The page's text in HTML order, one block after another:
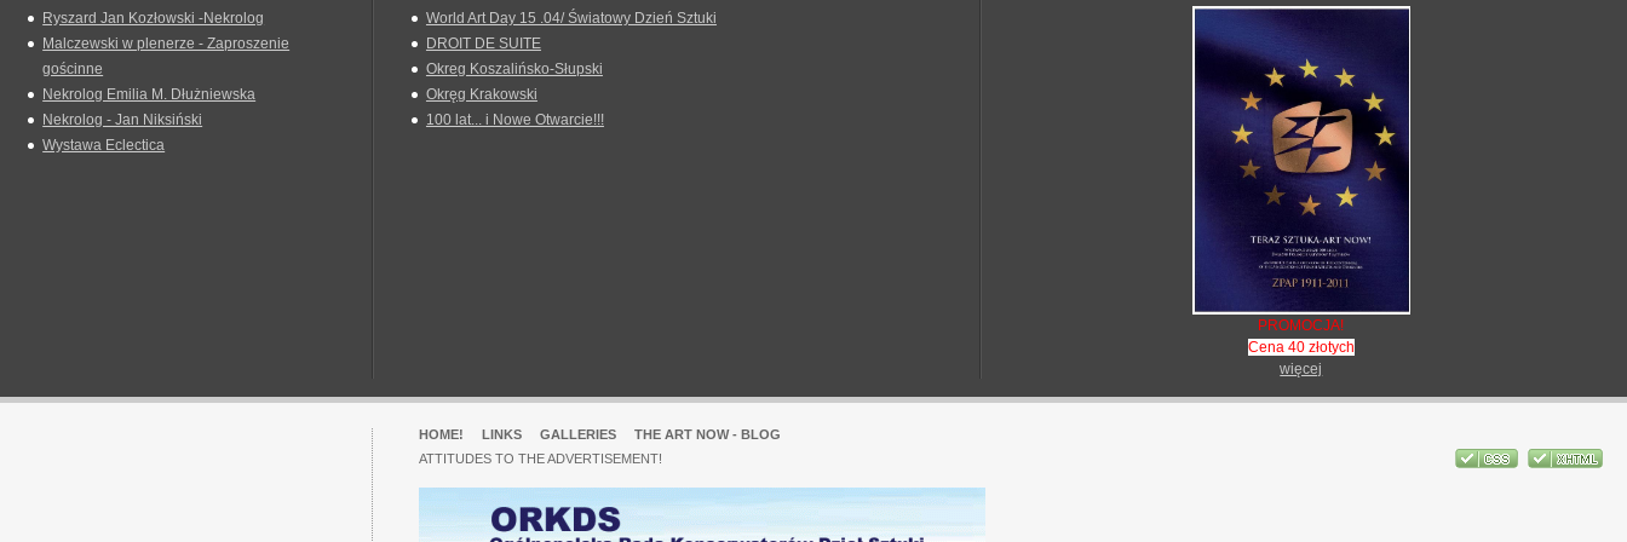
Ryszard Jan Kozłowski -Nekrolog
Malczewski w plenerze - Zaproszenie
gościnne
Nekrolog Emilia M. Dłużniewska
Nekrolog - Jan Niksiński
Wystawa Eclectica
World Art Day 15 .04/ Światowy Dzień Sztuki
DROIT DE SUITE
Okreg Koszalińsko-Słupski
Okręg Krakowski
100 lat... i Nowe Otwarcie!!!
PROMOCJA!
Cena 40 złotych
więcej
HOME! LINKS GALLERIES
THE ART NOW - BLOG
ATTITUDES TO THE ADVERTISEMENT!